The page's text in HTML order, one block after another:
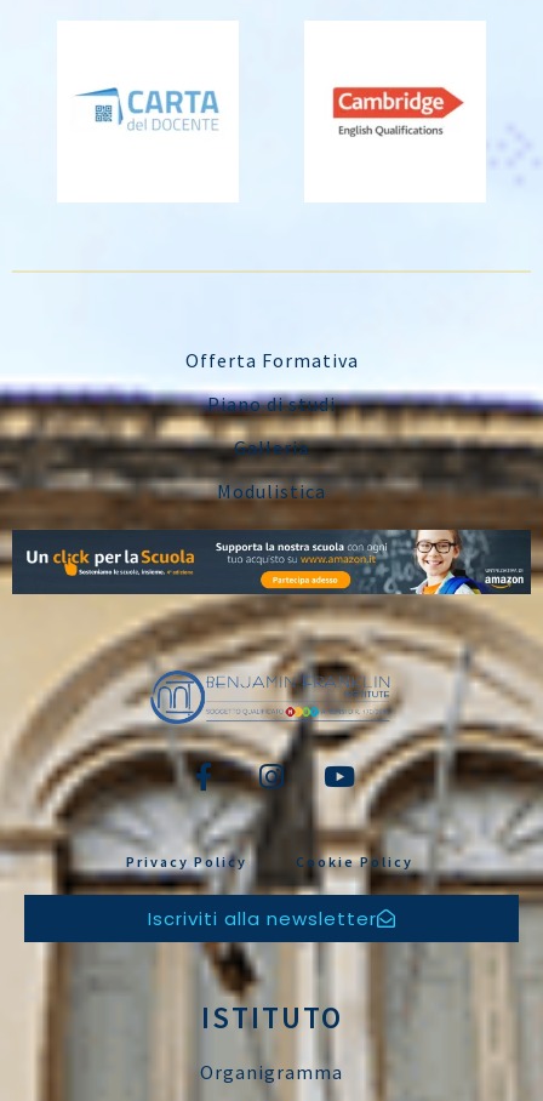
Offerta Formativa
Piano di studi
Galleria
Modulistica
Privacy Policy Cookie Policy
Iscriviti alla newsletter
ISTITUTO
Organigramma